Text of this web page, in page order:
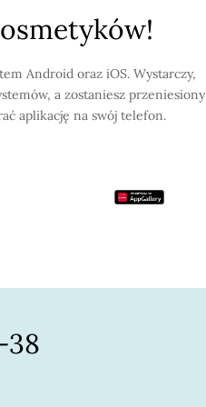
Android oraz iOS. Wystarczy,
a zostaniesz przeniesiony
aplikację na swój telefon.